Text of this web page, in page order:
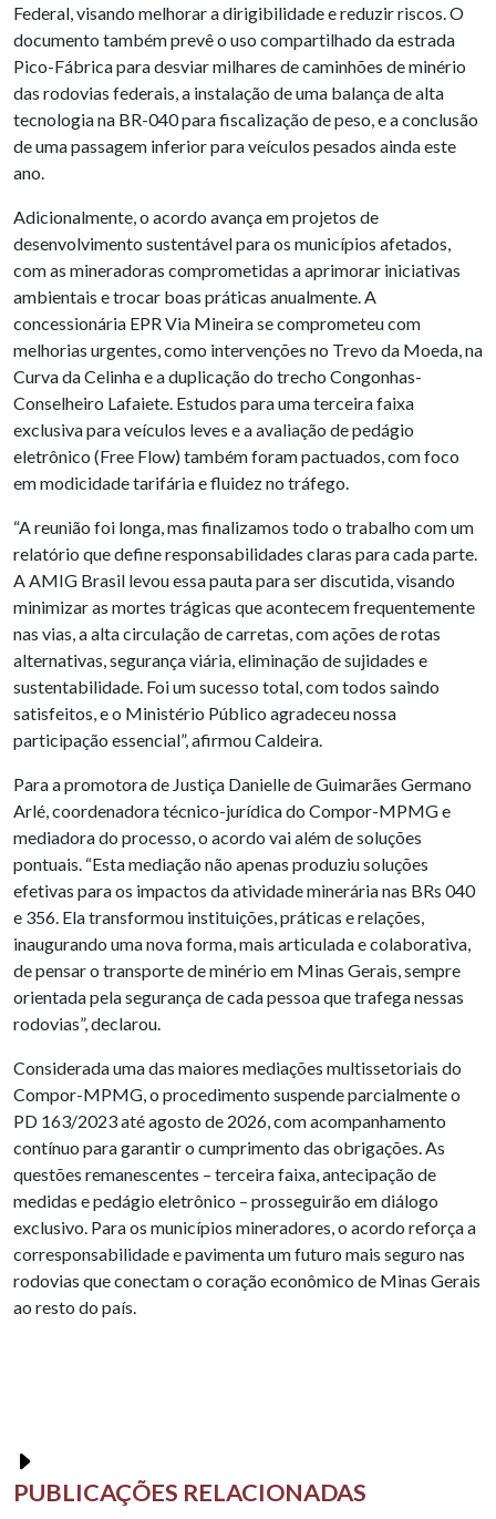
Federal, visando melhorar a dirigibilidade e reduzir riscos. O
documento também prevê o uso compartilhado da estrada
Pico-Fábrica para desviar milhares de caminhões de minério
das rodovias federais, a instalação de uma balança de alta
tecnologia na BR-040 para fiscalização de peso, e a conclusão
de uma passagem inferior para veículos pesados ainda este
ano.
Adicionalmente, o acordo avança em projetos de
desenvolvimento sustentável para os municípios afetados,
com as mineradoras comprometidas a aprimorar iniciativas
ambientais e trocar boas práticas anualmente. A
concessionária EPR Via Mineira se comprometeu com
melhorias urgentes, como intervenções no Trevo da Moeda, na
Curva da Celinha e a duplicação do trecho Congonhas-
Conselheiro Lafaiete. Estudos para uma terceira faixa
exclusiva para veículos leves e a avaliação de pedágio
eletrônico (Free Flow) também foram pactuados, com foco
em modicidade tarifária e fluidez no tráfego.
“A reunião foi longa, mas finalizamos todo o trabalho com um
relatório que define responsabilidades claras para cada parte.
A AMIG Brasil levou essa pauta para ser discutida, visando
minimizar as mortes trágicas que acontecem frequentemente
nas vias, a alta circulação de carretas, com ações de rotas
alternativas, segurança viária, eliminação de sujidades e
sustentabilidade. Foi um sucesso total, com todos saindo
satisfeitos, e o Ministério Público agradeceu nossa
participação essencial”, afirmou Caldeira.
Para a promotora de Justiça Danielle de Guimarães Germano
Arlé, coordenadora técnico-jurídica do Compor-MPMG e
mediadora do processo, o acordo vai além de soluções
pontuais. “Esta mediação não apenas produziu soluções
efetivas para os impactos da atividade minerária nas BRs 040
e 356. Ela transformou instituições, práticas e relações,
inaugurando uma nova forma, mais articulada e colaborativa,
de pensar o transporte de minério em Minas Gerais, sempre
orientada pela segurança de cada pessoa que trafega nessas
rodovias”, declarou.
Considerada uma das maiores mediações multissetoriais do
Compor-MPMG, o procedimento suspende parcialmente o
PD 163/2023 até agosto de 2026, com acompanhamento
contínuo para garantir o cumprimento das obrigações. As
questões remanescentes – terceira faixa, antecipação de
medidas e pedágio eletrônico – prosseguirão em diálogo
exclusivo. Para os municípios mineradores, o acordo reforça a
corresponsabilidade e pavimenta um futuro mais seguro nas
rodovias que conectam o coração econômico de Minas Gerais
ao resto do país.
PUBLICAÇÕES RELACIONADAS